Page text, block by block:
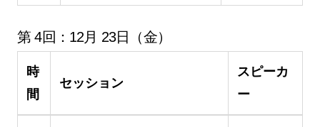
第 4回：12月 23日（金）
時
間
セッション
スピーカ
ー